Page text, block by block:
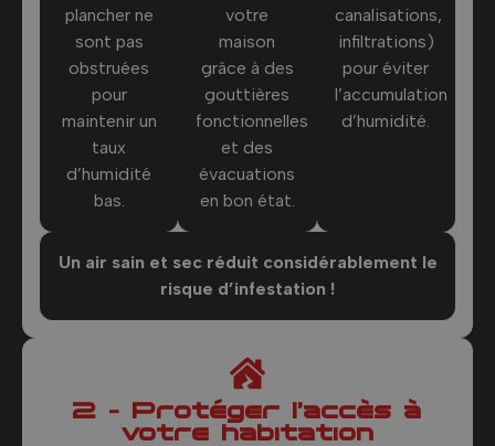
plancher ne
sont pas
obstruées
pour
maintenir un
taux
d’humidité
bas.
votre
maison
grâce à des
gouttières
fonctionnelles
et des
évacuations
en bon état.
canalisations,
infiltrations)
pour éviter
l’accumulation
d’humidité.
Un air sain et sec réduit considérablement le
risque d’infestation !
2 - Protéger l’accès à
votre habitation